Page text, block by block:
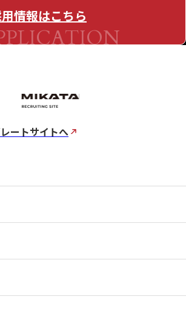
情報はこちら
ートサイトへ